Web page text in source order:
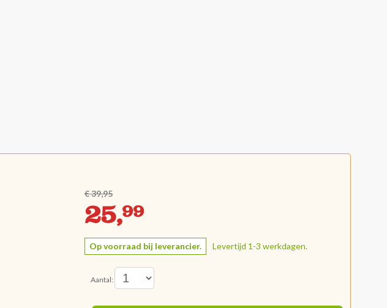
€ 39,95
25,99
Op voorraad bij leverancier. Levertijd 1-3 werkdagen.
Aantal: